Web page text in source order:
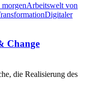
Arbeitswelt von
Digitaler
Change
die Realisierung des